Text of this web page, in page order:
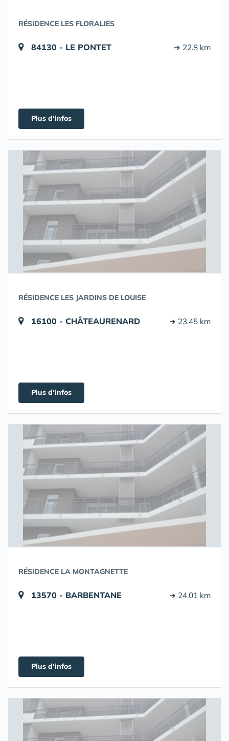
RÉSIDENCE LES FLORALIES
84130 - LE PONTET ➔ 22.8 km
Plus d'infos
RÉSIDENCE LES JARDINS DE LOUISE
16100 - CHÂTEAURENARD ➔ 23.45 km
Plus d'infos
RÉSIDENCE LA MONTAGNETTE
13570 - BARBENTANE ➔ 24.01 km
Plus d'infos